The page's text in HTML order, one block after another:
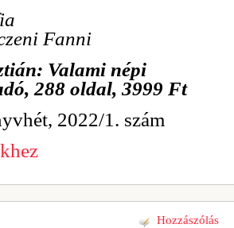
Fanni
Valami népi
288 oldal, 3999 Ft
2022/1. szám
Hozzászólás